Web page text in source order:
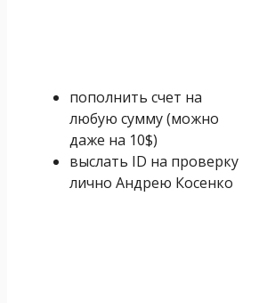
пополнить счет на
любую сумму (можно
даже на 10$)
выслать ID на проверку
лично Андрею Косенко